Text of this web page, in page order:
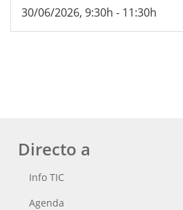
30/06/2026, 9:30h - 11:30h
Directo a
Info TIC
Agenda